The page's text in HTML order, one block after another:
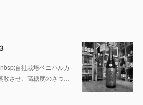
自社栽培ベニハルカ
させ、高糖度のさつ…